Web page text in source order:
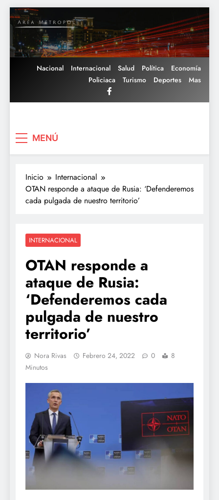
Saltar
al
contenido
Nacional Internacional Salud Política
Economía
Policiaca
Turismo Deportes Mas
MENÚ
Inicio
Internacional
OTAN responde a ataque de Rusia: ‘Defenderemos
cada pulgada de nuestro territorio’
INTERNACIONAL
OTAN responde a
ataque de Rusia:
‘Defenderemos cada
pulgada de nuestro
territorio’
Nora Rivas Febrero 24, 2022 0
8
Minutos